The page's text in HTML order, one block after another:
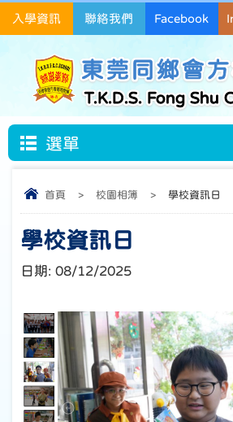
東莞同鄉會
T.K.D.S. Fong Shu
入學資訊 聯絡我們 Facebook
選單
首頁 > 校園相簿 > 學校資訊日
學校資訊日
日期: 08/12/2025